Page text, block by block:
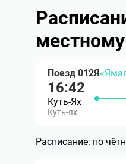
Поезд 012Я
16:42
Куть-Ях
Куть-ях
Расписание: по